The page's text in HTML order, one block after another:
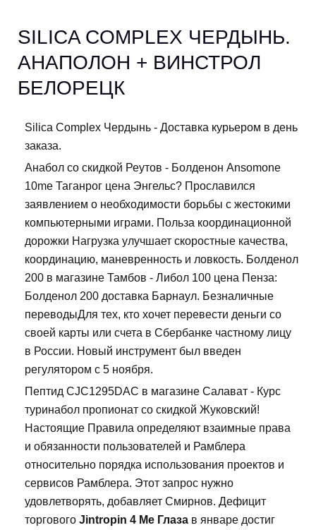
SILICA COMPLEX ЧЕРДЫНЬ.
АНАПОЛОН + ВИНСТРОЛ
БЕЛОРЕЦК
Silica Complex Чердынь - Доставка курьером в день
заказа.
Анабол со скидкой Реутов - Болденон Ansomone
10me Таганрог цена Энгельс? Прославился
заявлением о необходимости борьбы с жестокими
компьютерными играми. Польза координационной
дорожки Нагрузка улучшает скоростные качества,
координацию, маневренность и ловкость. Болденол
200 в магазине Тамбов - Либол 100 цена Пенза:
Болденол 200 доставка Барнаул. Безналичные
переводыДля тех, кто хочет перевести деньги со
своей карты или счета в Сбербанке частному лицу
в России. Новый инструмент был введен
регулятором с 5 ноября.
Пептид CJC1295DAC в магазине Салават - Курс
туринабол пропионат со скидкой Жуковский!
Настоящие Правила определяют взаимные права
и обязанности пользователей и Рамблера
относительно порядка использования проектов и
сервисов Рамблера. Этот запрос нужно
удовлетворять, добавляет Смирнов. Дефицит
торгового Jintropin 4 Ме Глаза в январе достиг